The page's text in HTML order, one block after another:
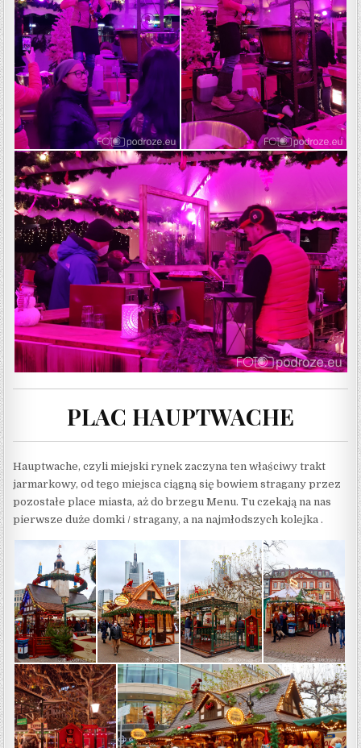
PLAC HAUPTWACHE
Hauptwache, czyli miejski rynek zaczyna ten właściwy trakt
jarmarkowy, od tego miejsca ciągną się bowiem stragany przez
pozostałe place miasta, aż do brzegu Menu. Tu czekają na nas
pierwsze duże domki / stragany, a na najmłodszych kolejka .